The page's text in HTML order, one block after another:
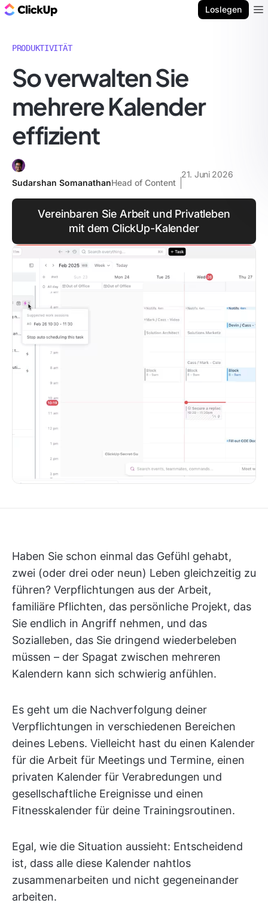
Loslegen
PRODUKTIVITÄT
So verwalten Sie
mehrere Kalender
effizient
Sudarshan SomanathanHead of Content
21. Juni 2026
Vereinbaren Sie Arbeit und Privatleben
mit dem ClickUp-Kalender
Haben Sie schon einmal das Gefühl gehabt,
zwei (oder drei oder neun) Leben gleichzeitig zu
führen? Verpflichtungen aus der Arbeit,
familiäre Pflichten, das persönliche Projekt, das
Sie endlich in Angriff nehmen, und das
Sozialleben, das Sie dringend wiederbeleben
müssen – der Spagat zwischen mehreren
Kalendern kann sich schwierig anfühlen.
Es geht um die Nachverfolgung deiner
Verpflichtungen in verschiedenen Bereichen
deines Lebens. Vielleicht hast du einen Kalender
für die Arbeit für Meetings und Termine, einen
privaten Kalender für Verabredungen und
gesellschaftliche Ereignisse und einen
Fitnesskalender für deine Trainingsroutinen.
Egal, wie die Situation aussieht: Entscheidend
ist, dass alle diese Kalender nahtlos
zusammenarbeiten und nicht gegeneinander
arbeiten.